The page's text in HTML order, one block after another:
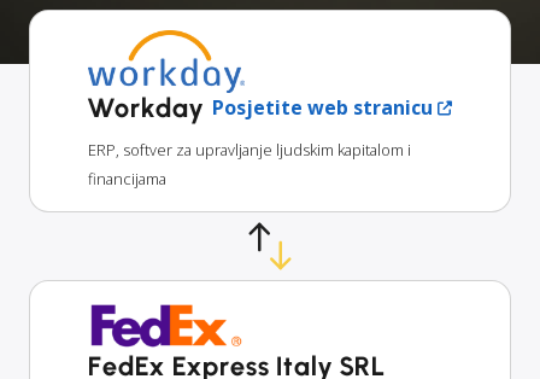
Workday Posjetite web stranicu
ERP, softver za upravljanje ljudskim kapitalom i
financijama
FedEx Express Italy SRL